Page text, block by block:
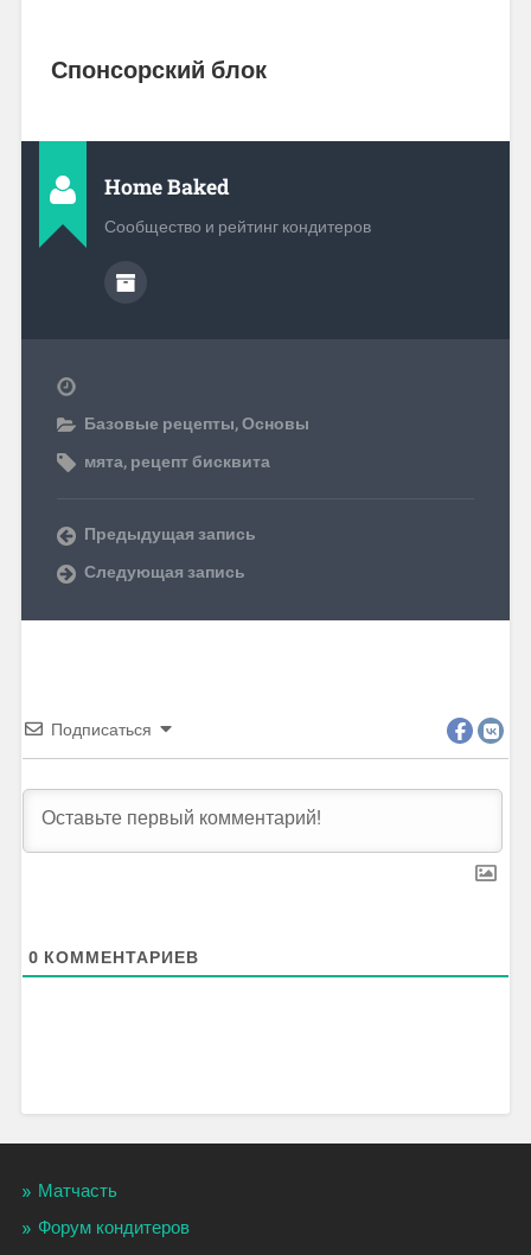
Спонсорский блок
Home Baked
Сообщество и рейтинг кондитеров
Базовые рецепты,Основы
мята, рецепт бисквита
Предыдущая запись
Следующая запись
Подписаться
0 КОММЕНТАРИЕВ
Матчасть
Форум кондитеров